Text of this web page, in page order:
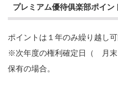
プレミアム優待俱楽部ポイン
ポイントは１年のみ繰り越し可
※次年度の権利確定日（ 月末
保有の場合。